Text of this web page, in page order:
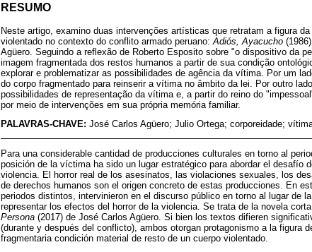
RESUMO
Neste artigo, examino duas intervenções artísticas que retratam a figura
violentado no contexto do conflito armado peruano: Adiós, Ayacucho
Agüero. Seguindo a reflexão de Roberto Esposito sobre "o dispositivo da
imagem fragmentada dos restos humanos a partir de sua condição
explorar e problematizar as possibilidades de agência da vítima. Por um
do corpo fragmentado para reinserir a vítima no âmbito da lei. Por outro
possibilidades de representação da vítima e, a partir do reino do
por meio de intervenções em sua própria memória familiar.
PALAVRAS-CHAVE: José Carlos Agüero; Julio Ortega; corporeidade;
Para una considerable cantidad de producciones culturales en torno al
posición de la víctima ha sido un lugar estratégico para abordar el desafío
violencia. El horror real de los asesinatos, las violaciones sexuales, los
de derechos humanos son el origen concreto de estas producciones. En
periodos distintos, intervinieron en el discurso público en torno al lugar de
representar los efectos del horror de la violencia. Se trata de la novela
Persona (2017) de José Carlos Agüero. Si bien los textos difieren
(durante y después del conflicto), ambos otorgan protagonismo a la
fragmentaria condición material de resto de un cuerpo violentado.